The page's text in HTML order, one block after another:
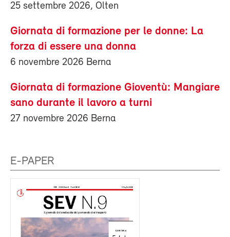
25 settembre 2026, Olten
Giornata di formazione per le donne: La
forza di essere una donna
6 novembre 2026 Berna
Giornata di formazione Gioventù: Mangiare
sano durante il lavoro a turni
27 novembre 2026 Berna
E-PAPER